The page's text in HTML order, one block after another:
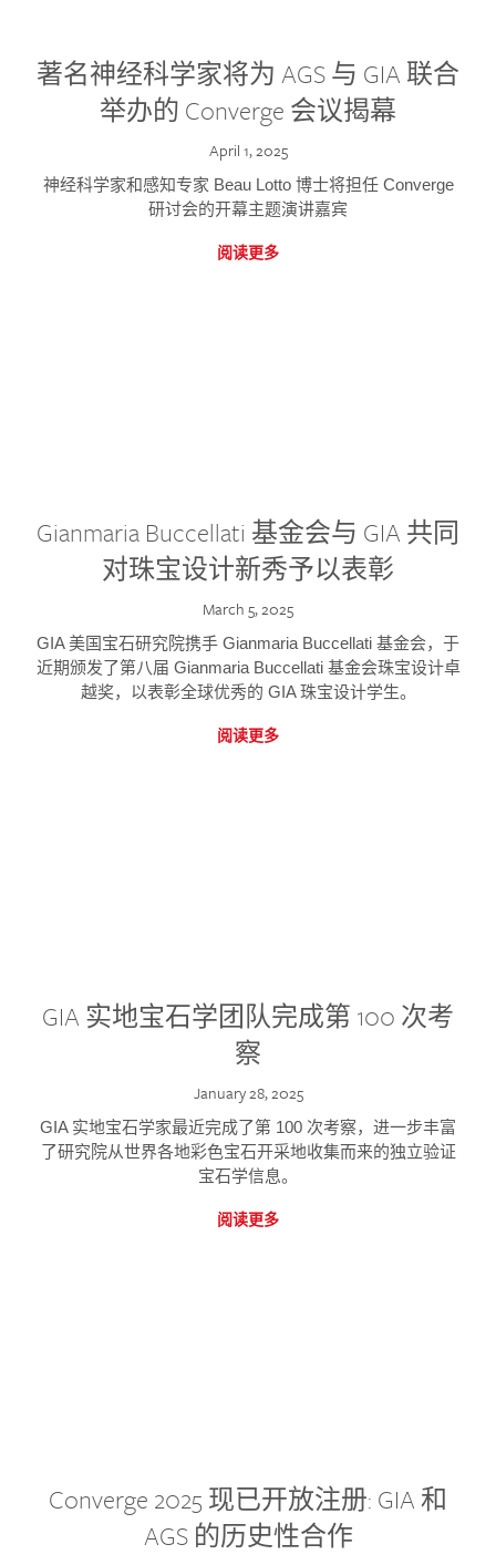
著名神经科学家将为 AGS 与 GIA 联合
举办的 Converge 会议揭幕
April 1, 2025
神经科学家和感知专家 Beau Lotto 博士将担任 Converge
研讨会的开幕主题演讲嘉宾
阅读更多
Gianmaria Buccellati 基金会与 GIA 共同
对珠宝设计新秀予以表彰
March 5, 2025
GIA 美国宝石研究院携手 Gianmaria Buccellati 基金会，于
近期颁发了第八届 Gianmaria Buccellati 基金会珠宝设计卓
越奖，以表彰全球优秀的 GIA 珠宝设计学生。
阅读更多
GIA 实地宝石学团队完成第 100 次考
察
January 28, 2025
GIA 实地宝石学家最近完成了第 100 次考察，进一步丰富
了研究院从世界各地彩色宝石开采地收集而来的独立验证
宝石学信息。
阅读更多
Converge 2025 现已开放注册: GIA 和
AGS 的历史性合作